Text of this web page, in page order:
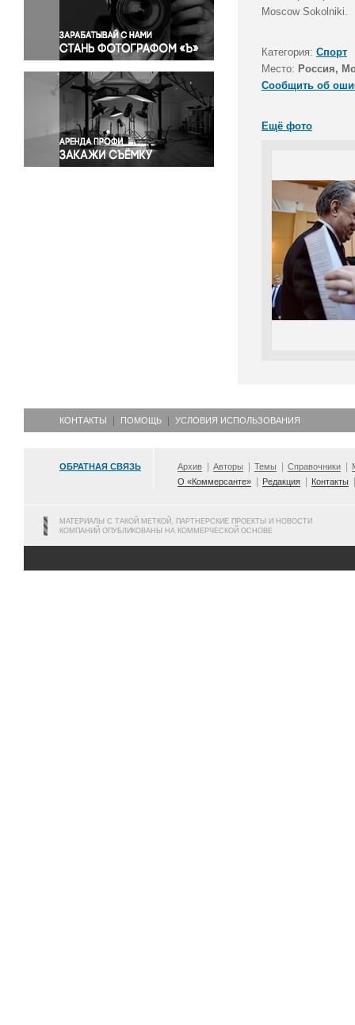
Правосудие
Происшествия и конфликты
Религия
Светская жизнь
Спорт
Экология
Экономика и бизнес
Moscow Sokolniki.
Категория: Спорт
Место: Россия,
Сообщить об
Ещё фото
КОНТАКТЫ ПОМОЩЬ УСЛОВИЯ ИСПОЛЬЗОВАНИЯ
ОБРАТНАЯ СВЯЗЬ Архив Авторы Темы Справочники
О «Коммерсанте»
Редакция Контакты
МАТЕРИАЛЫ С ТАКОЙ МЕТКОЙ, ПАРТНЕРСКИЕ ПРОЕКТЫ И НОВОСТИ
КОМПАНИЙ ОПУБЛИКОВАНЫ НА КОММЕРЧЕСКОЙ ОСНОВЕ